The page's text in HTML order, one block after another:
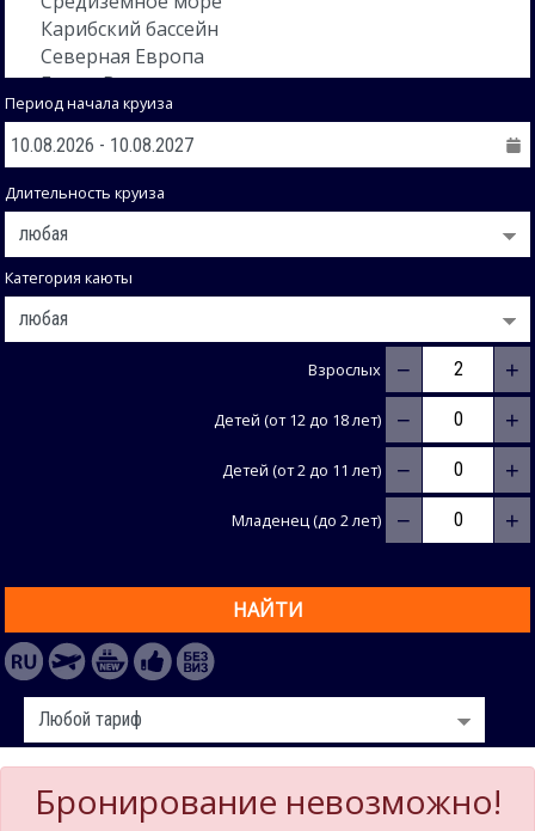
Период начала круиза
Длительность круиза
Категория каюты
Взрослых − +
Детей (от 12 до 18 лет) − +
Детей (от 2 до 11 лет) − +
Младенец (до 2 лет) − +
НАЙТИ
Бронирование невозможно!